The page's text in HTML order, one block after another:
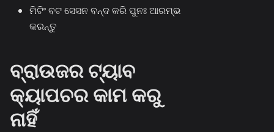
ମିଟିଂ ବଟ ସେସନ ବନ୍ଦ କରି ପୁନଃ ଆରମ୍ଭ
କରନ୍ତୁ
ବ୍ରାଉଜର ଟ୍ୟାବ
କ୍ୟାପଚର କାମ କରୁ
ନାହିଁ